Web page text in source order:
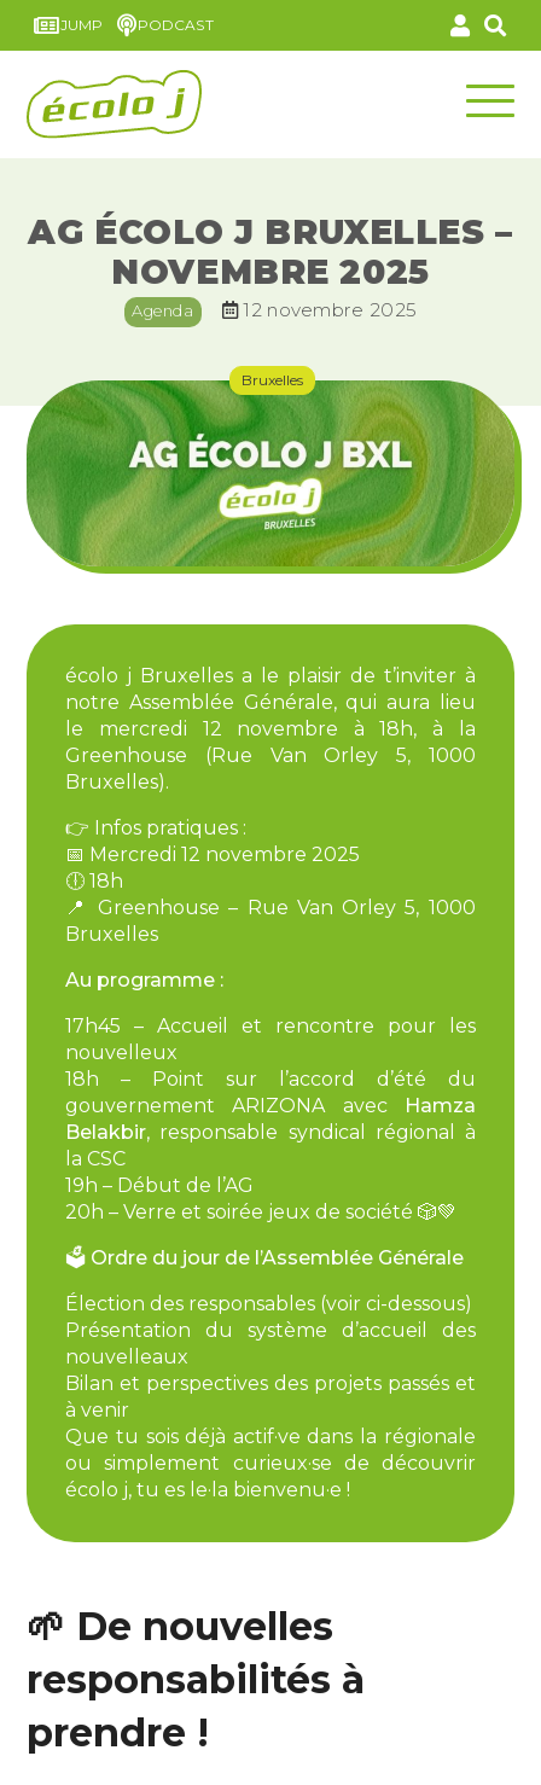
JUMP PODCAST
AG ÉCOLO J BRUXELLES –
NOVEMBRE 2025
Agenda 12 novembre 2025
Bruxelles
écolo j Bruxelles a le plaisir de t’inviter à
notre Assemblée Générale, qui aura lieu
le mercredi 12 novembre à 18h, à la
Greenhouse (Rue Van Orley 5, 1000
Bruxelles).
👉 Infos pratiques :
📅 Mercredi 12 novembre 2025
🕕 18h
📍 Greenhouse – Rue Van Orley 5, 1000
Bruxelles
Au programme :
17h45 – Accueil et rencontre pour les
nouvelleux
18h – Point sur l’accord d’été du
gouvernement ARIZONA avec
Hamza
Belakbir, responsable syndical régional à
la CSC
19h – Début de l’AG
20h – Verre et soirée jeux de société 🎲💚
🗳️ Ordre du jour de l’Assemblée Générale
Élection des responsables (voir ci-dessous)
Présentation du système d’accueil des
nouvelleaux
Bilan et perspectives des projets passés et
à venir
Que tu sois déjà actif·ve dans la régionale
ou simplement curieux·se de découvrir
écolo j, tu es le·la bienvenu·e !
🌱 De nouvelles
responsabilités à
prendre !